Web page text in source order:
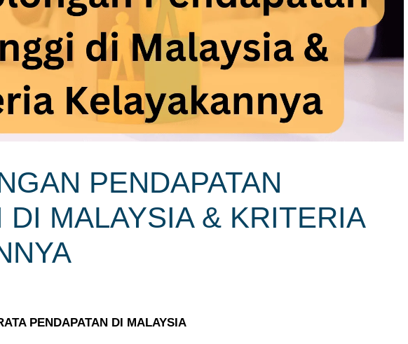
PENDAPATAN
DI MALAYSIA & KRITERIA
PENDAPATAN DI MALAYSIA